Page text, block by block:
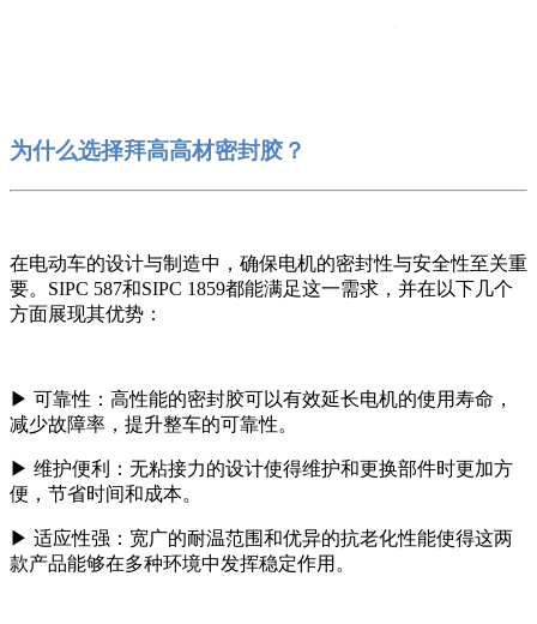
为什么选择拜高高材密封胶？
在电动车的设计与制造中，确保电机的密封性与安全性至关重
要。SIPC 587和SIPC 1859都能满足这一需求，并在以下几个
方面展现其优势：
▶ 可靠性：高性能的密封胶可以有效延长电机的使用寿命，
减少故障率，提升整车的可靠性。
▶ 维护便利：无粘接力的设计使得维护和更换部件时更加方
便，节省时间和成本。
▶ 适应性强：宽广的耐温范围和优异的抗老化性能使得这两
款产品能够在多种环境中发挥稳定作用。